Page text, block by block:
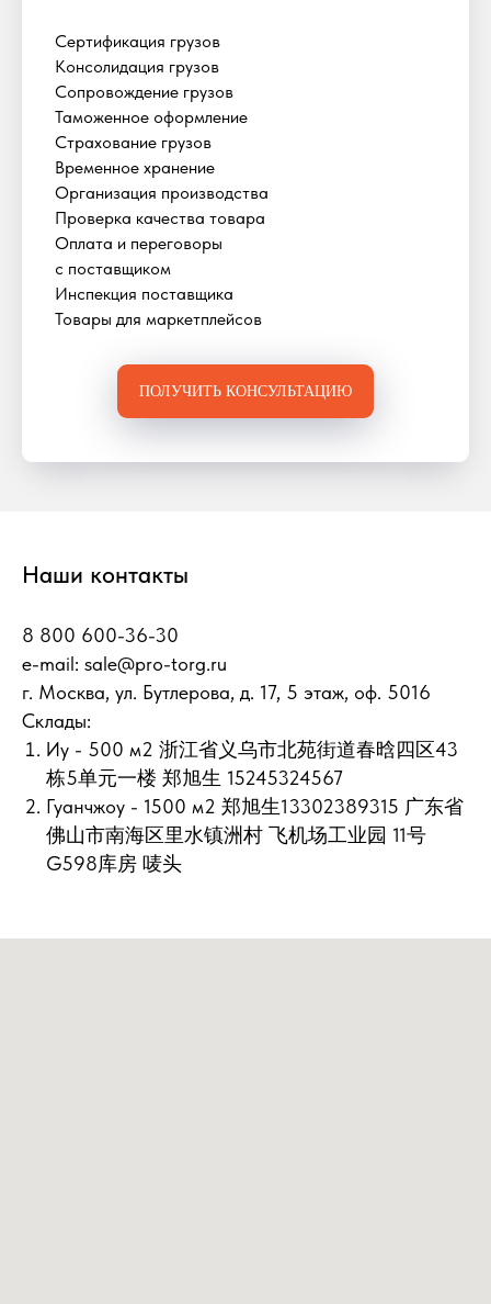
Сертификация грузов
Консолидация грузов
Сопровождение грузов
Таможенное оформление
Страхование грузов
Временное хранение
Организация производства
Проверка качества товара
Оплата и переговоры
с поставщиком
Инспекция поставщика
Товары для маркетплейсов
ПОЛУЧИТЬ КОНСУЛЬТАЦИЮ
Наши контакты
8 800 600-36-30
e-mail: sale@pro-torg.ru
г. Москва, ул. Бутлерова, д. 17, 5 этаж, оф. 5016
Склады:
Иу - 500 м2 浙江省义乌市北苑街道春晗四区43
栋5单元一楼 郑旭生 15245324567
Гуанчжоу - 1500 м2 郑旭生13302389315 广东省
佛山市南海区里水镇洲村 飞机场工业园 11号
G598库房 唛头